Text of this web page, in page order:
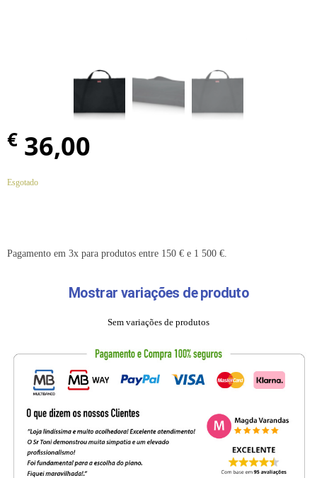
€ 36,00
Esgotado
Pagamento em 3x para produtos entre 150 € e 1 500 €.
Mostrar variações de produto
Sem variações de produtos